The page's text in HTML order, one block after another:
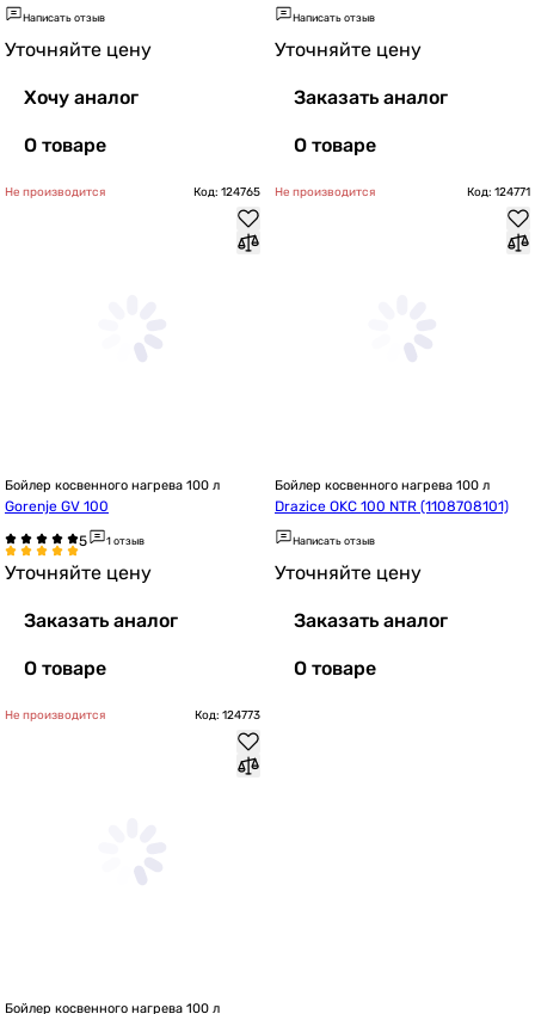
Написать отзыв
Уточняйте цену
Хочу аналог
О товаре
Написать отзыв
Уточняйте цену
Заказать аналог
О товаре
Не производится Код: 124765
Бойлер косвенного нагрева 100 л
Gorenje GV 100
1 отзыв
Уточняйте цену
Заказать аналог
О товаре
Не производится Код: 124771
Бойлер косвенного нагрева 100 л
Drazice OKC 100 NTR (1108708101)
Написать отзыв
Уточняйте цену
Заказать аналог
О товаре
Не производится Код: 124773
Бойлер косвенного нагрева 100 л